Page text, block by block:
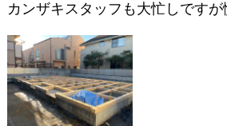
カンザキスタッフも大忙しですが